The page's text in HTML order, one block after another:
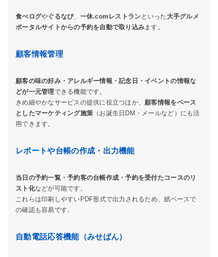
食べログや ぐるなび、 一休.comレストラン といった 大手グルメ
ポータルサイトからの予約を自動で取り込みます。
顧客情報管理
顧客の味の好み・アレルギー情報・記念日・イベントの情報な
どが一元管理できる機能です。
きめ細やかなサービスの提供に役立つほか、顧客情報をベース
としたマーケティング施策 （お誕生日DM・メールなど）にも活
用できます。
レポートや台帳の作成・出力機能
当日の予約一覧・予約客の台帳作成・予約を受付たコースのリ
スト化などが可能です。
これらは印刷しやすいPDF形式で出力されるため、紙ベースで
の確認も容易です。
自動電話応答機能（みせばん）